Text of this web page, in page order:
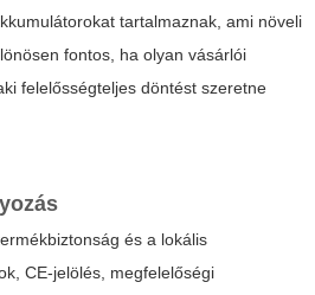
tartalmaznak, ami növeli
fontos, ha olyan vásárlói
felelősségteljes döntést szeretne
és a lokális
CE-jelölés, megfelelőségi